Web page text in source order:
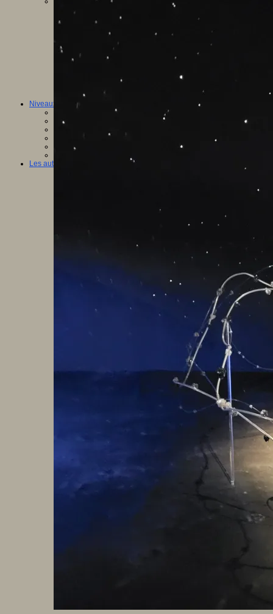
Culture européenne
Egalité Hommes/Femmes
Gouvernance
Inclusion
Ressources citoyenneté
Vie scolaire et sociale
Niveaux
Ecole maternelle
Les auteurs